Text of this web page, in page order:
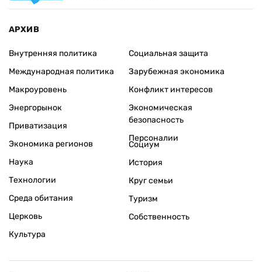
АРХИВ
Внутренняя политика
Международная политика
Макроуровень
Энергорынок
Приватизация
Экономика регионов
Социальная защита
Зарубежная экономика
Конфликт интересов
Экономическая
безопасность
Персоналии
Наука
Технологии
Среда обитания
Церковь
Культура
Социум
История
Круг семьи
Туризм
Собственность